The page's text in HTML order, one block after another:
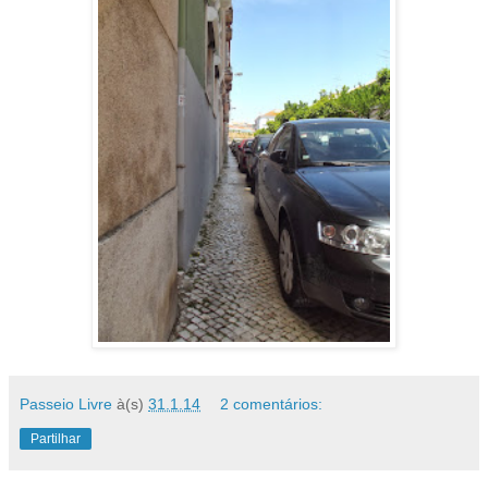
Passeio Livre à(s) 31.1.14 2 comentários:
Partilhar